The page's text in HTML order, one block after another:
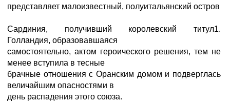
представляет малоизвестный, полуитальянский остров
Сардиния, получивший королевский титул1.
Голландия, образовавшаяся
самостоятельно, актом героического решения, тем не
менее вступила в тесные
брачные отношения с Оранским домом и подверглась
величайшим опасностями в
день распадения этого союза.